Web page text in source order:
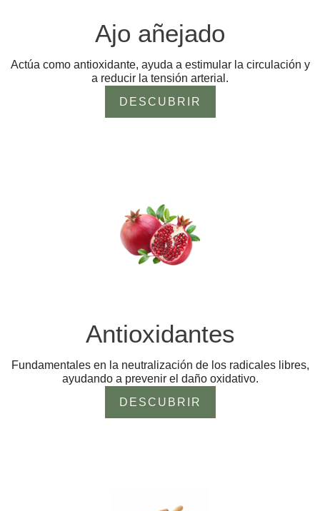
Ajo añejado
Actúa como antioxidante, ayuda a estimular la circulación y
a reducir la tensión arterial.
DESCUBRIR
Antioxidantes
Fundamentales en la neutralización de los radicales libres,
ayudando a prevenir el daño oxidativo.
DESCUBRIR